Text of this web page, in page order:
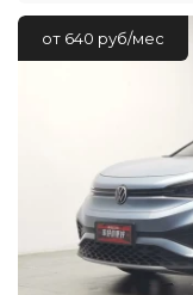
от 640 руб/мес